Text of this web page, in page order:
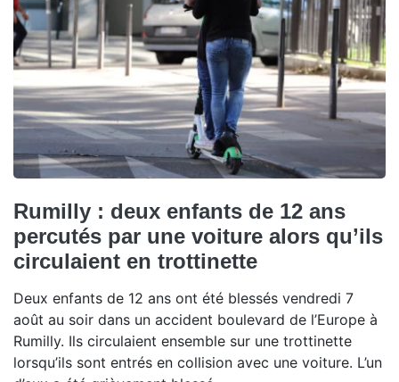
Rumilly : deux enfants de 12 ans
percutés par une voiture alors qu’ils
circulaient en trottinette
Deux enfants de 12 ans ont été blessés vendredi 7
août au soir dans un accident boulevard de l’Europe à
Rumilly. Ils circulaient ensemble sur une trottinette
lorsqu’ils sont entrés en collision avec une voiture. L’un